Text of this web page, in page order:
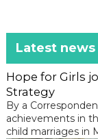
Latest news
Hope for Girls
Strategy
By a
achievements in
child marriages in